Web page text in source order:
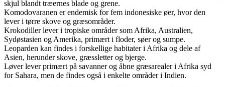
skjul blandt træernes blade og grene.
Komodovaranen er endemisk for fem indonesiske øer, hvor den
lever i tørre skove og græsområder.
Krokodiller lever i tropiske områder som Afrika, Australien,
Sydøstasien og Amerika, primært i floder, søer og sumpe.
Leoparden kan findes i forskellige habitater i Afrika og dele af
Asien, herunder skove, græssletter og bjerge.
Løver lever primært på savanner og åbne græsarealer i Afrika syd
for Sahara, men de findes også i enkelte områder i Indien.